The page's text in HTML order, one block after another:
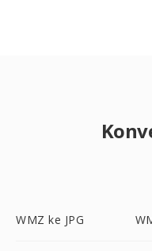
WMZ ke JPG